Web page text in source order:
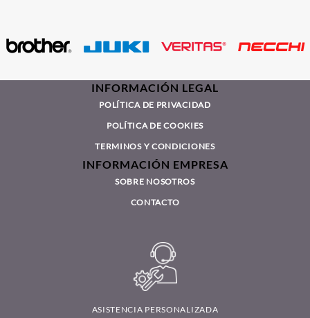
INFORMACIÓN LEGAL
POLÍTICA DE PRIVACIDAD
POLÍTICA DE COOKIES
TERMINOS Y CONDICIONES
INFORMACIÓN EMPRESA
SOBRE NOSOTROS
CONTACTO
ASISTENCIA PERSONALIZADA